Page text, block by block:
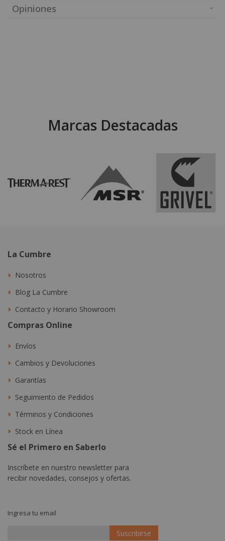
Opiniones
Marcas Destacadas
La Cumbre
Nosotros
Blog La Cumbre
Contacto y Horario Showroom
Compras Online
Envíos
Cambios y Devoluciones
Garantías
Seguimiento de Pedidos
Términos y Condiciones
Stock en Línea
Sé el Primero en Saberlo
Inscríbete en nuestro newsletter para
recibir novedades, consejos y ofertas.
Ingresa tu email
Suscribirse